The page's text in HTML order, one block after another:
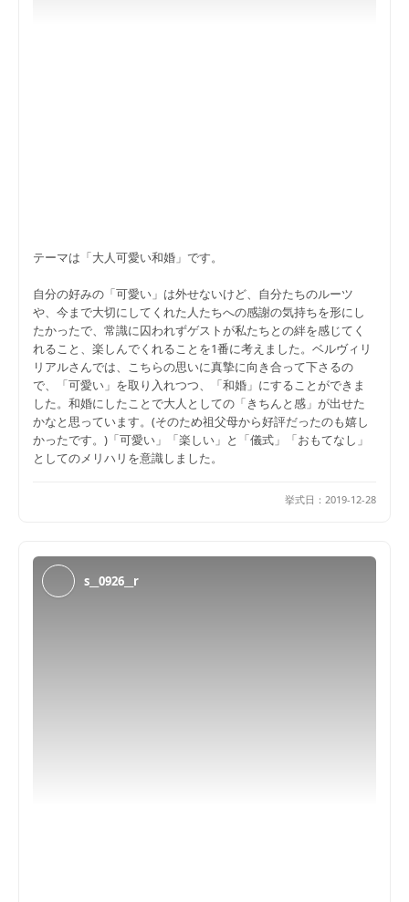
テーマは「大人可愛い和婚」です。
自分の好みの「可愛い」は外せないけど、自分たちのルーツ
や、今まで大切にしてくれた人たちへの感謝の気持ちを形にし
たかったで、常識に囚われずゲストが私たちとの絆を感じてく
れること、楽しんでくれることを1番に考えました。ベルヴィリ
リアルさんでは、こちらの思いに真摯に向き合って下さるの
で、「可愛い」を取り入れつつ、「和婚」にすることができま
した。和婚にしたことで大人としての「きちんと感」が出せた
かなと思っています。(そのため祖父母から好評だったのも嬉し
かったです。)「可愛い」「楽しい」と「儀式」「おもてなし」
としてのメリハリを意識しました。
挙式日： 2019-12-28
s__0926__r